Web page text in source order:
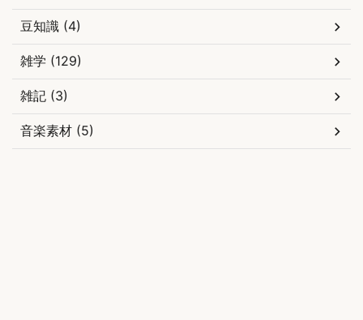
豆知識 (4)
雑学 (129)
雑記 (3)
音楽素材 (5)